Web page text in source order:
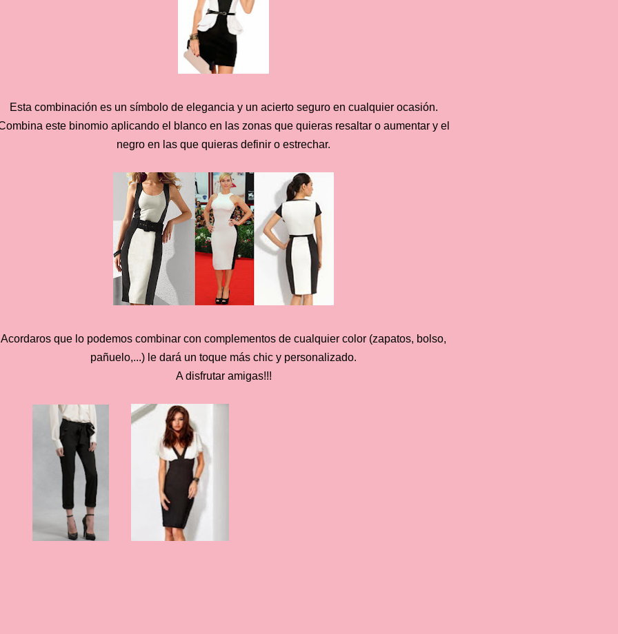
Esta combinación es un símbolo de elegancia y un acierto seguro en cualquier ocasión.
este binomio aplicando el blanco en las zonas que quieras resaltar o aumentar y el
negro en las que quieras definir o estrechar.
Acordaros que lo podemos combinar con complementos de cualquier color (zapatos, bolso,
pañuelo,...) le dará un toque más chic y personalizado.
A disfrutar amigas!!!